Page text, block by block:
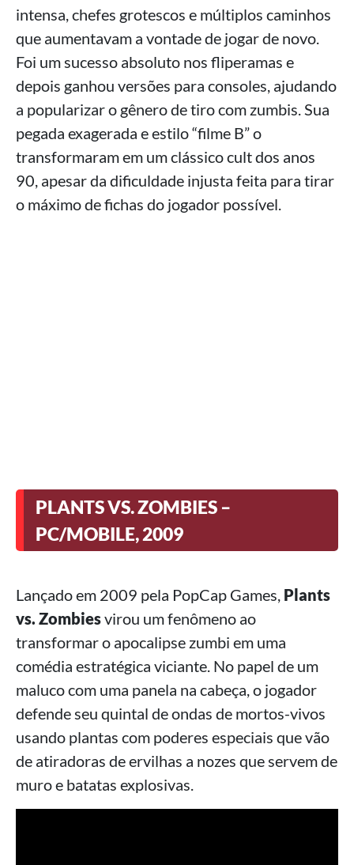
intensa, chefes grotescos e múltiplos caminhos
que aumentavam a vontade de jogar de novo.
Foi um sucesso absoluto nos fliperamas e
depois ganhou versões para consoles, ajudando
a popularizar o gênero de tiro com zumbis. Sua
pegada exagerada e estilo “filme B” o
transformaram em um clássico cult dos anos
90, apesar da dificuldade injusta feita para tirar
o máximo de fichas do jogador possível.
PLANTS VS. ZOMBIES –
PC/MOBILE, 2009
Lançado em 2009 pela PopCap Games, Plants
vs. Zombiesvirou um fenômeno ao
transformar o apocalipse zumbi em uma
comédia estratégica viciante. No papel de um
maluco com uma panela na cabeça, o jogador
defende seu quintal de ondas de mortos-vivos
usando plantas com poderes especiais que vão
de atiradoras de ervilhas a nozes que servem de
muro e batatas explosivas.